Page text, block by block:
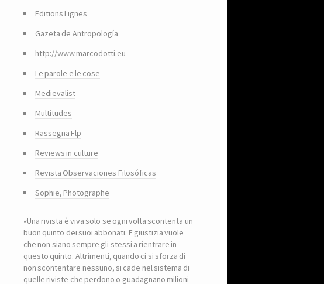
Editions Lignes
Gazeta de Antropología
http://www.marcodotti.eu
Le parole e le cose
Medievalist
Multitudes
Rassegna Flp
Reviews in culture
Revista Observaciones Filosóficas
Sophie, Photographe
«Una rivista è viva solo se ogni volta scontenta un
buon quinto dei suoi abbonati. E giustizia vuole
che non siano sempre gli stessi a rientrare in
questo quinto. Altrimenti, quando ci si sforza di
non scontentare nessuno, si cade nel sistema di
quelle riviste che perdono o guadagnano milioni